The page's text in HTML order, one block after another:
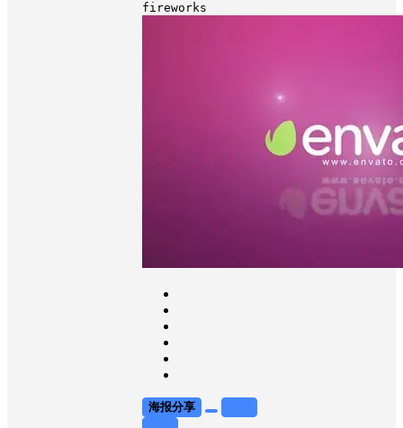
fireworks
海报分享